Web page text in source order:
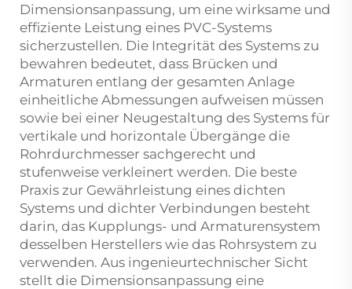
Dimensionsanpassung, um eine wirksame und
effiziente Leistung eines PVC-Systems
sicherzustellen. Die Integrität des Systems zu
bewahren bedeutet, dass Brücken und
Armaturen entlang der gesamten Anlage
einheitliche Abmessungen aufweisen müssen
sowie bei einer Neugestaltung des Systems für
vertikale und horizontale Übergänge die
Rohrdurchmesser sachgerecht und
stufenweise verkleinert werden. Die beste
Praxis zur Gewährleistung eines dichten
Systems und dichter Verbindungen besteht
darin, das Kupplungs- und Armaturensystem
desselben Herstellers wie das Rohrsystem zu
verwenden. Aus ingenieurtechnischer Sicht
stellt die Dimensionsanpassung eine